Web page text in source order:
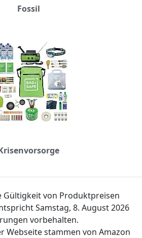
Fossil
Gültigkeit von Produktpreisen
Samstag, 8. August 2026
vorbehalten.
Webseite stammen von Amazon